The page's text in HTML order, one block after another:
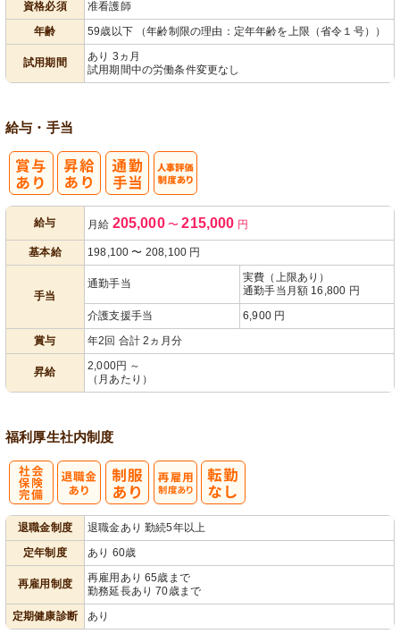
資格必須
准看護師
年齢
59歳以下 （年齢制限の理由：定年年齢を上限（省令１号））
試用期間
あり 3ヵ月
試用期間中の労働条件変更なし
給与・手当
給与 月給 205,000 〜 215,000 円
基本給 198,100 〜 208,100 円
手当
通勤手当
実費（上限あり）
通勤手当月額 16,800 円
介護支援手当
6,900 円
賞与
年2回 合計 2ヵ月分
昇給
2,000円 ～
（月あたり）
福利厚生社内制度
退職金制度
退職金あり 勤続5年以上
定年制度
あり 60歳
再雇用制度
再雇用あり 65歳まで
勤務延長あり 70歳まで
定期健康診断
あり